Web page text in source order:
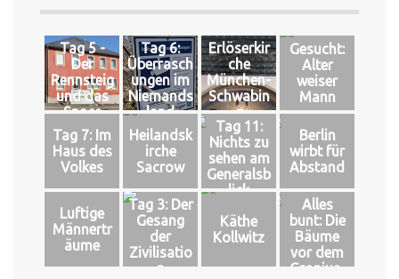
Tag 5 -
Der
Rennsteig
und das
Space
Tag 6:
Überrasch
ungen im
Niemands
land
Erlöserkir
che
München-
Schwabin
g
Gesucht:
Alter
weiser
Mann
Tag 7: Im
Haus des
Volkes
Heilandsk
irche
Sacrow
Tag 11:
Nichts zu
sehen am
Generalsb
lick
Berlin
wirbt für
Abstand
Luftige
Männertr
äume
Tag 3: Der
Gesang
der
Zivilisatio
n
Käthe
Kollwitz
Alles
bunt: Die
Bäume
vor dem
Gropius-